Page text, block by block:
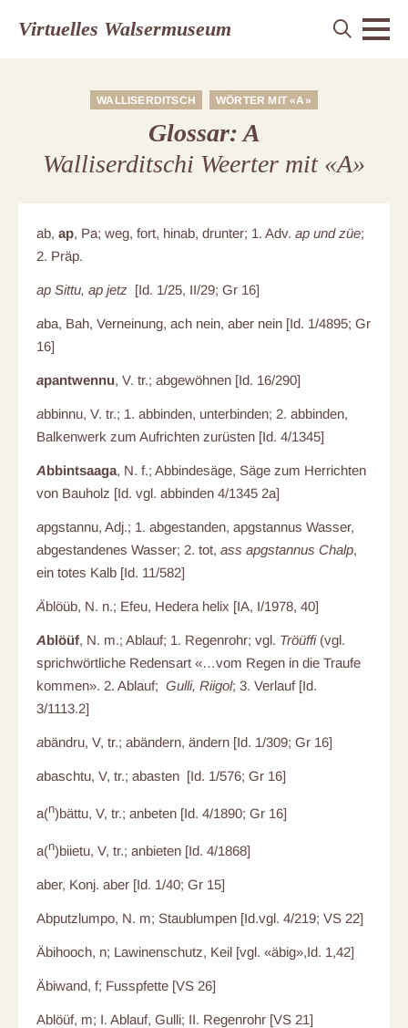
Virtuelles Walsermuseum
WALLISERDITSCH WÖRTER MIT «A»
Glossar: A
Walliserditschi Weerter mit «A»
ab, ap, Pa; weg, fort, hinab, drunter; 1. Adv. ap und züe;
2. Präp.
ap Sittu, ap jetz [Id. 1/25, II/29; Gr 16]
aba, Bah, Verneinung, ach nein, aber nein [Id. 1/4895; Gr
16]
apantwennu, V. tr.; abgewöhnen [Id. 16/290]
abbinnu, V. tr.; 1. abbinden, unterbinden; 2. abbinden,
Balkenwerk zum Aufrichten zurüsten [Id. 4/1345]
Abbintsaaga, N. f.; Abbindesäge, Säge zum Herrichten
von Bauholz [Id. vgl. abbinden 4/1345 2a]
apgstannu, Adj.; 1. abgestanden, apgstannus Wasser,
abgestandenes Wasser; 2. tot, ass apgstannus Chalp,
ein totes Kalb [Id. 11/582]
Äblöüb, N. n.; Efeu, Hedera helix [IA, I/1978, 40]
Ablöüf, N. m.; Ablauf; 1. Regenrohr; vgl. Tröüffi(vgl.
sprichwörtliche Redensart «…vom Regen in die Traufe
kommen». 2. Ablauf; Gulli, Riigol; 3. Verlauf [Id.
3/1113.2]
abändru, V, tr.; abändern, ändern [Id. 1/309; Gr 16]
abaschtu, V, tr.; abasten [Id. 1/576; Gr 16]
a(n)bättu, V, tr.; anbeten [Id. 4/1890; Gr 16]
a(n)biietu, V, tr.; anbieten [Id. 4/1868]
aber, Konj. aber [Id. 1/40; Gr 15]
Abputzlumpo, N. m; Staublumpen [Id.vgl. 4/219; VS 22]
Äbihooch, n; Lawinenschutz, Keil [vgl. «äbig»,Id. 1,42]
Äbiwand, f; Fusspfette [VS 26]
Ablöüf, m; I. Ablauf, Gulli; II. Regenrohr [VS 21]